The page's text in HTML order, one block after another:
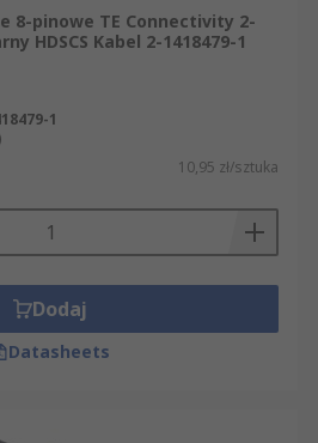
ewentualną naprawę
dotyczy okablowania
podwyższonych
warto sprawdzić
elektrycznych
dostępne są w
AMP Superseal 1.0,
oraz MX34, które różnią
rzędów oraz stopniem
8-pinowe TE Connectivity 2-
HDSCS Kabel 2-1418479-1
1
10,95 zł/sztuka
Dodaj
Datasheets